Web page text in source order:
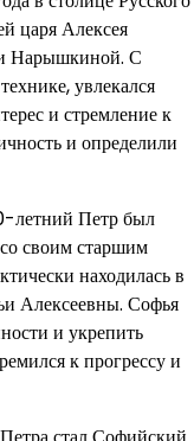
царя Алексея
Нарышкиной. С
увлекался
и стремление к
и определили
летний Петр был
своим старшим
находилась в
Алексеевны. Софья
и укрепить
к прогрессу и